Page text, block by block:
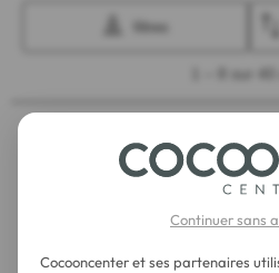
Continuer sans
Cocooncenter et ses partenaires